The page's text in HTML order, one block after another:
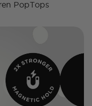
PopTops